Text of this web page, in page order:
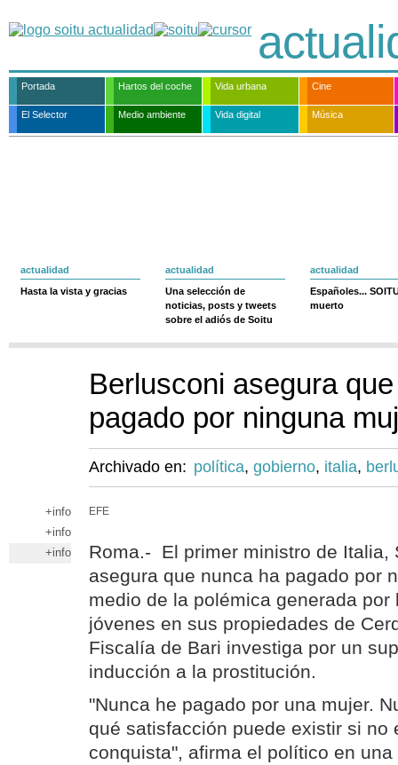
Portada Hartos del coche Vida urbana Cine
El Selector Medio ambiente Vida digital Música
actualidad
Hasta la vista y gracias
actualidad
Una selección de
noticias, posts y tweets
sobre el adiós de Soitu
actualidad
Españoles...
muerto
Berlusconi asegura
pagado por ninguna
Archivado en: política, gobierno, italia,
+info
+info
+info
EFE
Roma.- El primer ministro de Italia,
asegura que nunca ha pagado por
medio de la polémica generada por
jóvenes en sus propiedades de
Fiscalía de Bari investiga por un
inducción a la prostitución.
"Nunca he pagado por una mujer.
qué satisfacción puede existir si no
conquista", afirma el político en